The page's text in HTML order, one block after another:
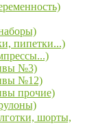
пипетки...)
№3)
№12)
прочие)
шорты,